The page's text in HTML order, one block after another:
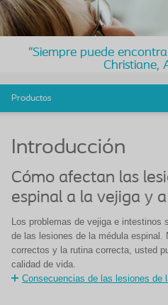
"Siempre puede
Christiane,
Productos
Introducción
Cómo afectan las
espinal a la vejiga y
Los problemas de vejiga e intestinos
de las lesiones de la médula espinal.
correctos y la rutina correcta, usted
calidad de vida.
Consecuencias de las lesiones de